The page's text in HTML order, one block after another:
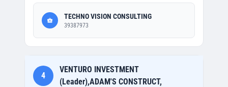
TECHNO VISION CONSULTING
39387973
4
VENTURO INVESTMENT
(Leader),ADAM'S CONSTRUCT,